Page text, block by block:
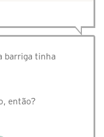
barriga tinha
então?